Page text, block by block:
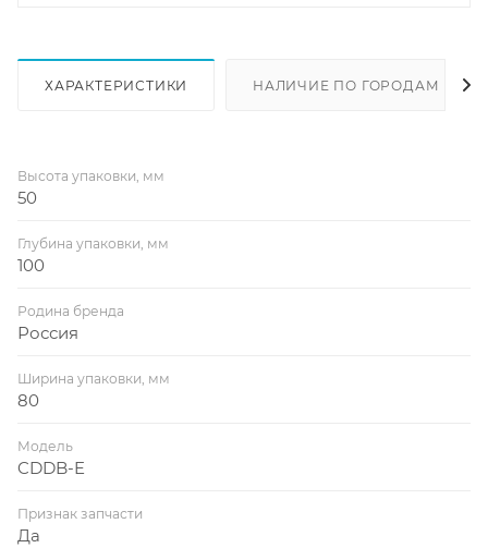
ХАРАКТЕРИСТИКИ НАЛИЧИЕ ПО ГОРОДАМ
Высота упаковки, мм
50
Глубина упаковки, мм
100
Родина бренда
Россия
Ширина упаковки, мм
80
Модель
CDDB-E
Признак запчасти
Да